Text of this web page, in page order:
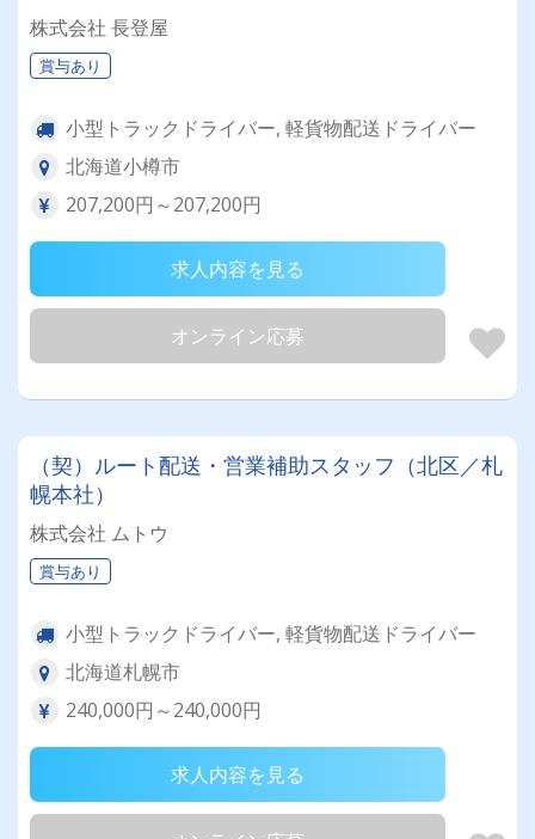
株式会社 長登屋
賞与あり
小型トラックドライバー, 軽貨物配送ドライバー
北海道小樽市
207,200円～207,200円
求人内容を見る
オンライン応募
（契）ルート配送・営業補助スタッフ（北区／札
幌本社）
株式会社 ムトウ
賞与あり
小型トラックドライバー, 軽貨物配送ドライバー
北海道札幌市
240,000円～240,000円
求人内容を見る